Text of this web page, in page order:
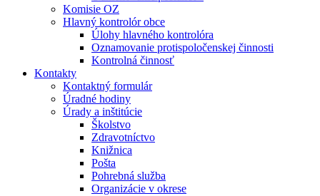
Komisie OZ
Hlavný kontrolór obce
Úlohy hlavného kontrolóra
Oznamovanie protispoločenskej činnosti
Kontrolná činnosť
Kontakty
Kontaktný formulár
Úradné hodiny
Úrady a inštitúcie
Školstvo
Zdravotníctvo
Knižnica
Pošta
Pohrebná služba
Organizácie v okrese